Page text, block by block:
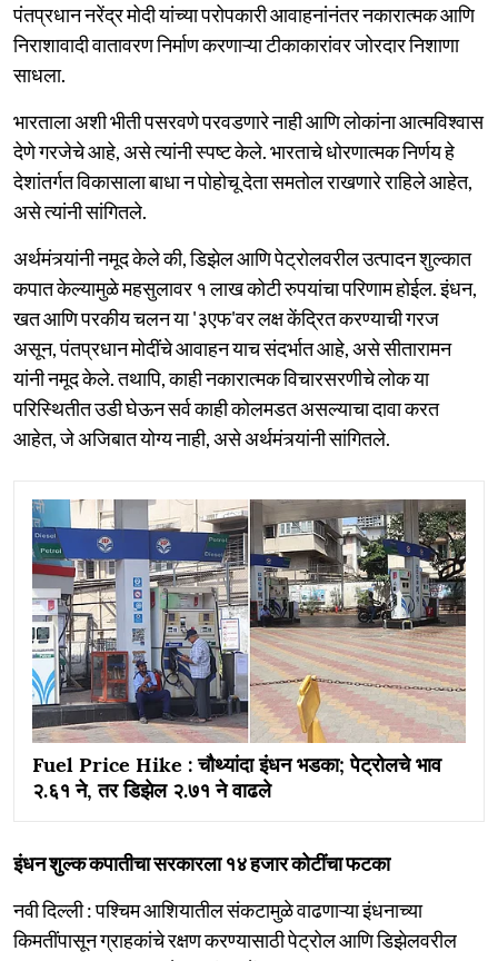
पंतप्रधान नरेंद्र मोदी यांच्या परोपकारी आवाहनांनंतर नकारात्मक आणि
निराशावादी वातावरण निर्माण करणाऱ्या टीकाकारांवर जोरदार निशाणा
साधला.
भारताला अशी भीती पसरवणे परवडणारे नाही आणि लोकांना आत्मविश्वास
देणे गरजेचे आहे, असे त्यांनी स्पष्ट केले. भारताचे धोरणात्मक निर्णय हे
देशांतर्गत विकासाला बाधा न पोहोचू देता समतोल राखणारे राहिले आहेत,
असे त्यांनी सांगितले.
अर्थमंत्र्यांनी नमूद केले की, डिझेल आणि पेट्रोलवरील उत्पादन शुल्कात
कपात केल्यामुळे महसुलावर १ लाख कोटी रुपयांचा परिणाम होईल. इंधन,
खत आणि परकीय चलन या '३एफ'वर लक्ष केंद्रित करण्याची गरज
असून, पंतप्रधान मोदींचे आवाहन याच संदर्भात आहे, असे सीतारामन
यांनी नमूद केले. तथापि, काही नकारात्मक विचारसरणीचे लोक या
परिस्थितीत उडी घेऊन सर्व काही कोलमडत असल्याचा दावा करत
आहेत, जे अजिबात योग्य नाही, असे अर्थमंत्र्यांनी सांगितले.
Fuel Price Hike : चौथ्यांदा इंधन भडका; पेट्रोलचे भाव
२.६१ ने, तर डिझेल २.७१ ने वाढले
इंधन शुल्क कपातीचा सरकारला १४ हजार कोटींचा फटका
नवी दिल्ली : पश्चिम आशियातील संकटामुळे वाढणाऱ्या इंधनाच्या
किमतींपासून ग्राहकांचे रक्षण करण्यासाठी पेट्रोल आणि डिझेलवरील